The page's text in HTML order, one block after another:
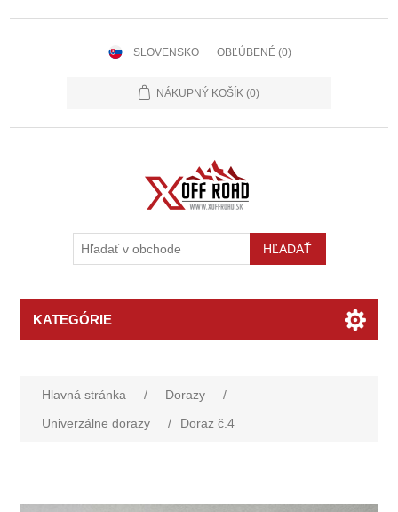
SLOVENSKO OBĽÚBENÉ (0)
NÁKUPNÝ KOŠÍK (0)
KATEGÓRIE
Hlavná stránka / Dorazy
/
Univerzálne dorazy
/ Doraz č.4